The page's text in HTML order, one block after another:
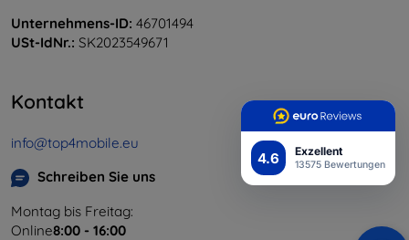
4.6 Exzellent
13575 Bewertungen
Unternehmens-ID: 46701494
USt-IdNr.: SK2023549671
Kontakt
info@top4mobile.eu
Schreiben Sie uns
Montag bis Freitag:
Online8:00 - 16:00